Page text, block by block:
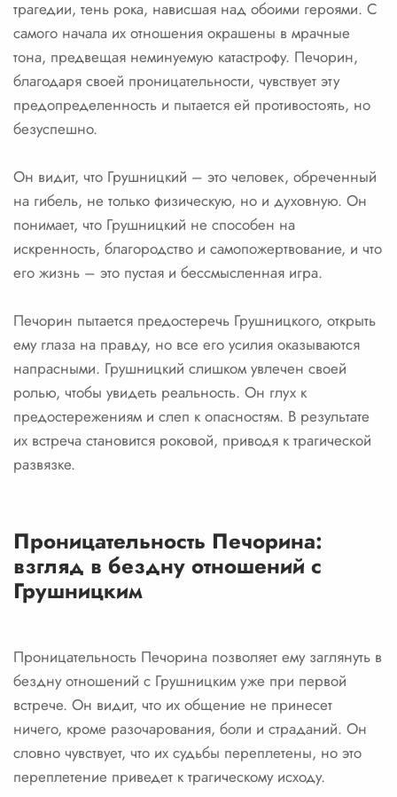
трагедии, тень рока, нависшая над обоими героями. С
самого начала их отношения окрашены в мрачные
тона, предвещая неминуемую катастрофу. Печорин,
благодаря своей проницательности, чувствует эту
предопределенность и пытается ей противостоять, но
безуспешно.
Он видит, что Грушницкий – это человек, обреченный
на гибель, не только физическую, но и духовную. Он
понимает, что Грушницкий не способен на
искренность, благородство и самопожертвование, и что
его жизнь – это пустая и бессмысленная игра.
Печорин пытается предостеречь Грушницкого, открыть
ему глаза на правду, но все его усилия оказываются
напрасными. Грушницкий слишком увлечен своей
ролью, чтобы увидеть реальность. Он глух к
предостережениям и слеп к опасностям. В результате
их встреча становится роковой, приводя к трагической
развязке.
Проницательность Печорина:
взгляд в бездну отношений с
Грушницким
Проницательность Печорина позволяет ему заглянуть в
бездну отношений с Грушницким уже при первой
встрече. Он видит, что их общение не принесет
ничего, кроме разочарования, боли и страданий. Он
словно чувствует, что их судьбы переплетены, но это
переплетение приведет к трагическому исходу.